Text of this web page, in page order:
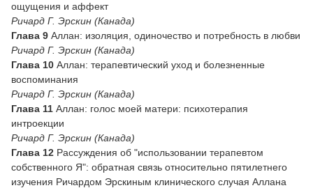
ощущения и аффект
Ричард Г. Эрскин (Канада)
Глава 9 Аллан: изоляция, одиночество и потребность в любви
Ричард Г. Эрскин (Канада)
Глава 10 Аллан: терапевтический уход и болезненные
воспоминания
Ричард Г. Эрскин (Канада)
Глава 11 Аллан: голос моей матери: психотерапия
интроекции
Ричард Г. Эрскин (Канада)
Глава 12 Рассуждения об "использовании терапевтом
собственного Я": обратная связь относительно пятилетнего
изучения Ричардом Эрскиным клинического случая Аллана